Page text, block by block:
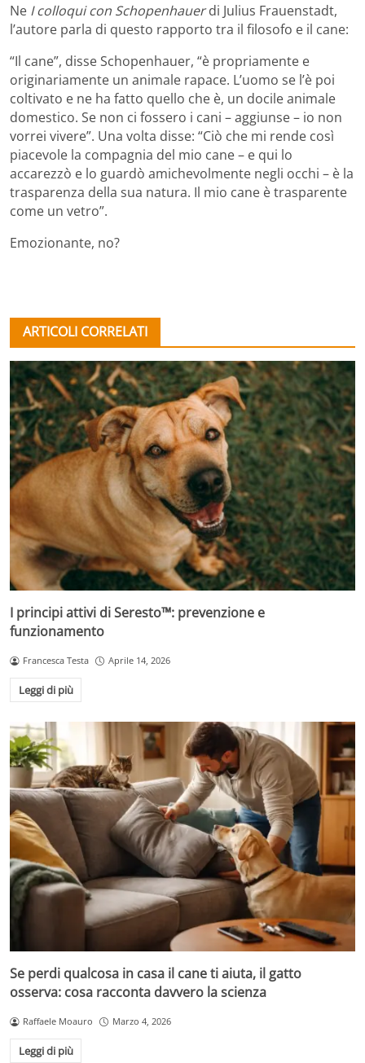
Ne I colloqui con Schopenhauerdi Julius Frauenstadt,
l’autore parla di questo rapporto tra il filosofo e il cane:
“Il cane”, disse Schopenhauer, “è propriamente e
originariamente un animale rapace. L’uomo se l’è poi
coltivato e ne ha fatto quello che è, un docile animale
domestico. Se non ci fossero i cani – aggiunse – io non
vorrei vivere”. Una volta disse: “Ciò che mi rende così
piacevole la compagnia del mio cane – e qui lo
accarezzò e lo guardò amichevolmente negli occhi – è la
trasparenza della sua natura. Il mio cane è trasparente
come un vetro”.
Emozionante, no?
ARTICOLI CORRELATI
I principi attivi di Seresto™: prevenzione e
funzionamento
Francesca Testa Aprile 14, 2026
Leggi di più
Se perdi qualcosa in casa il cane ti aiuta, il gatto
osserva: cosa racconta davvero la scienza
Raffaele Moauro Marzo 4, 2026
Leggi di più